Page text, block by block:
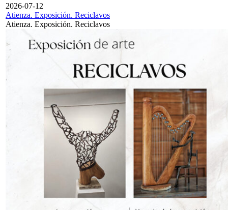
2026-07-12
Atienza. Exposición. Reciclavos
Atienza. Exposición. Reciclavos